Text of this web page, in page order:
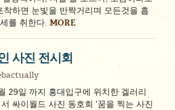
착하면 눈빛을 반짝거리며 모든것을 흡
를 취한다.MORE
사진 전시회
29일 까지 홍대입구에 위치한 겔러리
싸이월드 사진 동호회 '꿈을 찍는 사진